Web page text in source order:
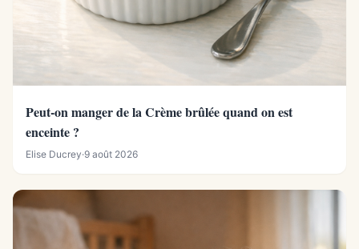
Peut-on manger de la Crème brûlée quand on est
enceinte ?
Elise Ducrey·9 août 2026